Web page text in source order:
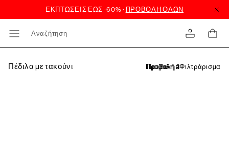
Αναζήτηση
Πέδιλα με τακούνι Φιλτράρισμα